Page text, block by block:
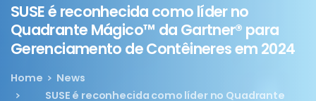
SUSEé reconhecida como líderno
Quadrante Mágico™ da Gartner® para
Gerenciamento deContêineresem 2024
Home
News
SUSE é reconhecida como líder no Quadrante